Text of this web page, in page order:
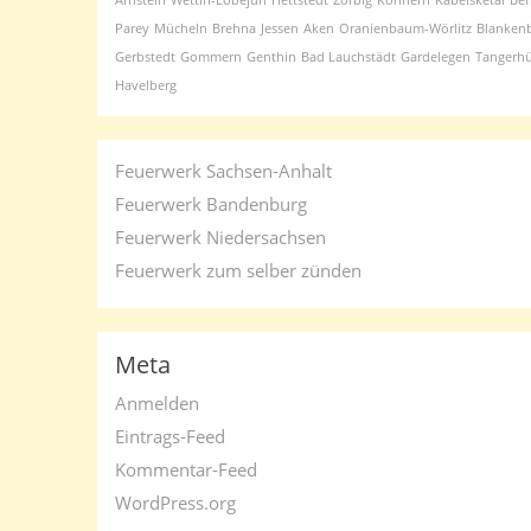
Parey Mücheln Brehna Jessen Aken Oranienbaum-Wörlitz
Gerbstedt Gommern Genthin Bad Lauchstädt Gardelegen
Havelberg
Feuerwerk Sachsen-Anhalt
Feuerwerk Bandenburg
Feuerwerk Niedersachsen
Feuerwerk zum selber zünden
Meta
Anmelden
Eintrags-Feed
Kommentar-Feed
WordPress.org